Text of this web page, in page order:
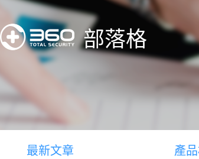
部落格
最新文章 產